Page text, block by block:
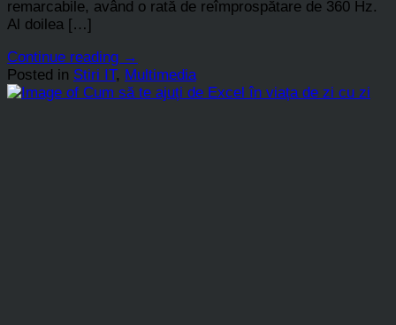
remarcabile, având o rată de reîmprospătare de 360 Hz.
Al doilea […]
Continue reading →
Posted in Stiri IT, Multimedia